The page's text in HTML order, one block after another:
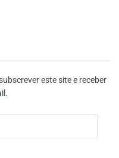
este site e receber